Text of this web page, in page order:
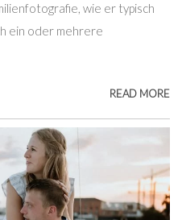
wie er typisch
ein oder mehrere
READ MORE